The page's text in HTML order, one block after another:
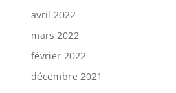
avril 2022
mars 2022
février 2022
décembre 2021